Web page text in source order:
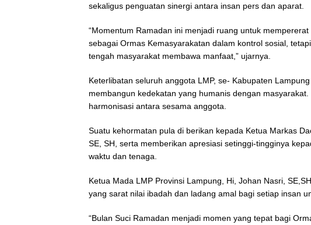
sekaligus penguatan sinergi antara insan pers dan aparat.
“Momentum Ramadan ini menjadi ruang untuk
sebagai Ormas Kemasyarakatan dalam kontrol sosial,
tengah masyarakat membawa manfaat,” ujarnya.
Keterlibatan seluruh anggota LMP, se- Kabupaten
membangun kedekatan yang humanis dengan
harmonisasi antara sesama anggota.
Suatu kehormatan pula di berikan kepada Ketua Markas
SE, SH, serta memberikan apresiasi setinggi-tingginya
waktu dan tenaga.
Ketua Mada LMP Provinsi Lampung, Hi, Johan Nasri,
yang sarat nilai ibadah dan ladang amal bagi setiap insan
“Bulan Suci Ramadan menjadi momen yang tepat bagi